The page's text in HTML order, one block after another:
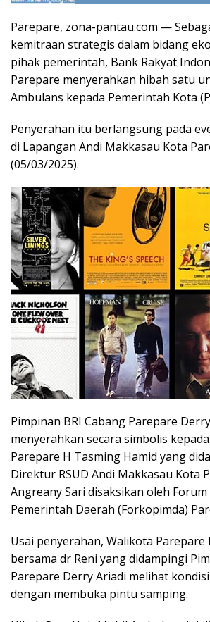
Parepare, zona-pantau.com —
kemitraan strategis dalam bidang
pihak pemerintah, Bank Rakyat
Parepare menyerahkan hibah satu
Ambulans kepada Pemerintah Kota
Penyerahan itu berlangsung pada
di Lapangan Andi Makkasau Kota
(05/03/2025).
Pimpinan BRI Cabang Parepare
menyerahkan secara simbolis
Parepare H Tasming Hamid yang
Direktur RSUD Andi Makkasau Kota
Angreany Sari disaksikan oleh
Pemerintah Daerah (Forkopimda)
Usai penyerahan, Walikota Parepare
bersama dr Reni yang didampingi
Parepare Derry Ariadi melihat
dengan membuka pintu samping.